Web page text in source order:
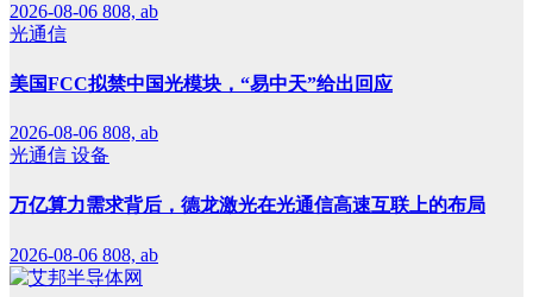
2026-08-06 808, ab
光通信
美国FCC拟禁中国光模块，“易中天”给出回应
2026-08-06 808, ab
光通信 设备
万亿算力需求背后，德龙激光在光通信高速互联上的布局
2026-08-06 808, ab